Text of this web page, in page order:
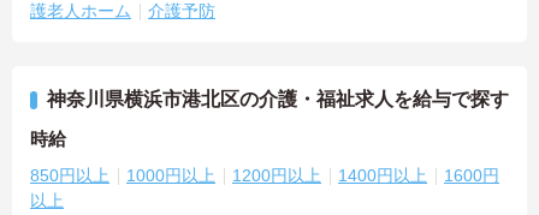
護老人ホーム
介護予防
神奈川県横浜市港北区の介護・福祉求人を給与で探す
時給
850円以上 1000円以上 1200円以上 1400円以上
1600円
以上